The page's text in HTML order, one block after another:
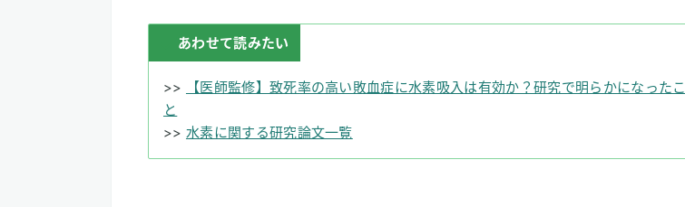
あわせて読みたい
>>
【医師監修】致死率の高い敗血症に水素吸入は有効か？研究で明らかになったこ
と
>> 水素に関する研究論文一覧